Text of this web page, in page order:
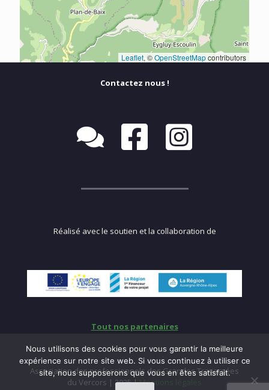
Leaflet, ©OpenStreetMapcontributors
Contactez nous !
Réalisé avec le soutien et la collaboration de
Tout nos partenaires
Association des professionnels des Grandes Traversées
du Vercors | 2025 |Mentions légales
Nous utilisons des cookies pour vous garantir la meilleure
expérience sur notre site web. Si vous continuez à utiliser ce
site, nous supposerons que vous en êtes satisfait.